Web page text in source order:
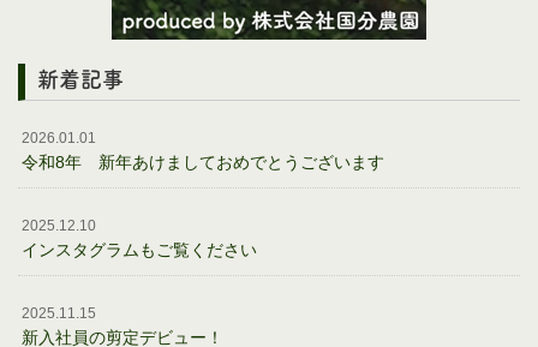
新着記事
2026.01.01
令和8年 新年あけましておめでとうございます
2025.12.10
インスタグラムもご覧ください
2025.11.15
新入社員の剪定デビュー！